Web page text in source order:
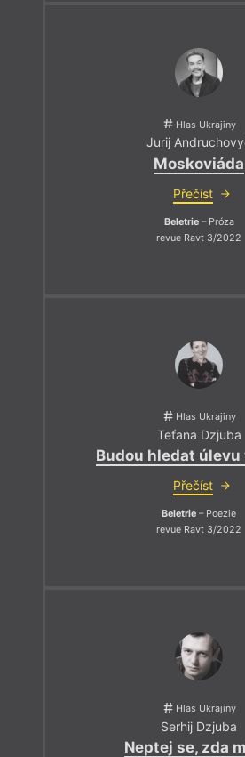
Hlas Ukrajiny
Jurij
Moskoviáda
Přečíst
Beletrie– Próza
revue Ravt 3/2022
Hlas Ukrajiny
Teťana Dzjuba
Budou hledat úlevu
Přečíst
Beletrie – Poezie
revue Ravt 3/2022
Hlas Ukrajiny
Serhij Dzjuba
Neptej se, zda